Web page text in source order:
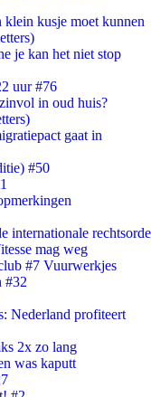
kusje moet kunnen
je kan het niet stop
uur #76
in oud huis?
gaat in
#50
internationale rechtsorde
mag weg
#7 Vuurwerkjes
#32
Nederland profiteert
2x zo lang
was kaputt